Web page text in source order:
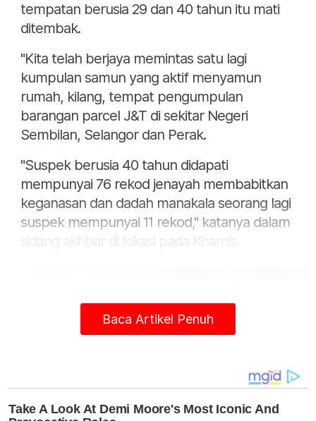
tempatan berusia 29 dan 40 tahun itu mati
ditembak.
"Kita telah berjaya memintas satu lagi
kumpulan samun yang aktif menyamun
rumah, kilang, tempat pengumpulan
barangan parcel J&T di sekitar Negeri
Sembilan, Selangor dan Perak.
"Suspek berusia 40 tahun didapati
mempunyai 76 rekod jenayah membabitkan
keganasan dan dadah manakala seorang lagi
suspek mempunyai 11 rekod," katanya dalam
sidang akhbar di lokasi pada Khamis.
Baca Artikel Penuh